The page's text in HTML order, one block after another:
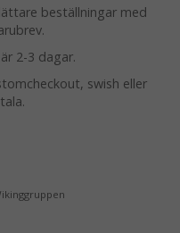
beställningar med
2-3 dagar.
swish eller